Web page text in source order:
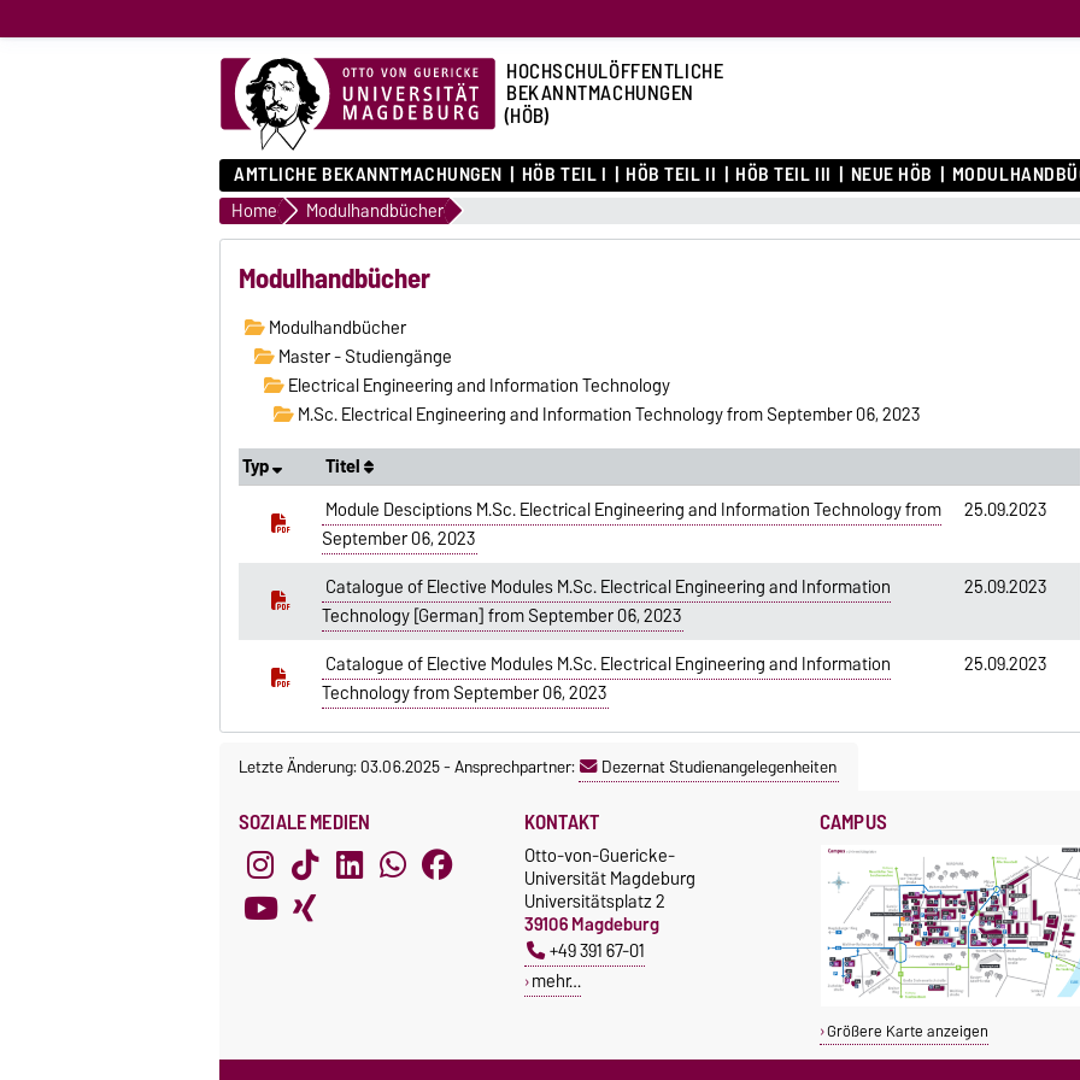
HOCHSCHULÖFFENTLICHE
BEKANNTMACHUNGEN
(HÖB)
AMTLICHE BEKANNTMACHUNGEN HÖB TEIL I HÖB TEIL II HÖB TEIL III NEUE HÖB
Home Modulhandbücher
Modulhandbücher
Modulhandbücher
Master - Studiengänge
Electrical Engineering and Information Technology
M.Sc. Electrical Engineering and Information Technology from September 06, 2023
Typ
Titel
Module Desciptions M.Sc. Electrical Engineering and Information Technology from
September 06, 2023
25.09.2023
Catalogue of Elective Modules M.Sc. Electrical Engineering and Information
Technology [German] from September 06, 2023
25.09.2023
Catalogue of Elective Modules M.Sc. Electrical Engineering and Information
Technology from September 06, 2023
25.09.2023
Letzte Änderung: 03.06.2025-Ansprechpartner: Dezernat Studienangelegenheiten
SOZIALE MEDIEN KONTAKT
Otto-von-Guericke-
Universität Magdeburg
Universitätsplatz 2
39106 Magdeburg
+49 391 67-01
mehr…
CAMPUS
Größere Karte anzeigen